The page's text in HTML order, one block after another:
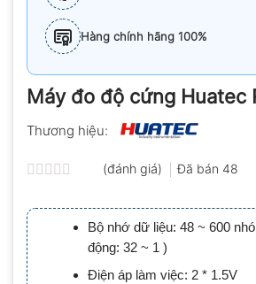
Hàng chính hãng 100%
Máy đo độ cứng Huatec
Thương hiệu:
xếp
hạng
0.0
5
sao
(đánh giá) Đã bán 48
Bộ nhớ dữ liệu: 48 ~ 600
động: 32 ~ 1 )
Điện áp làm việc: 2 * 1.5V